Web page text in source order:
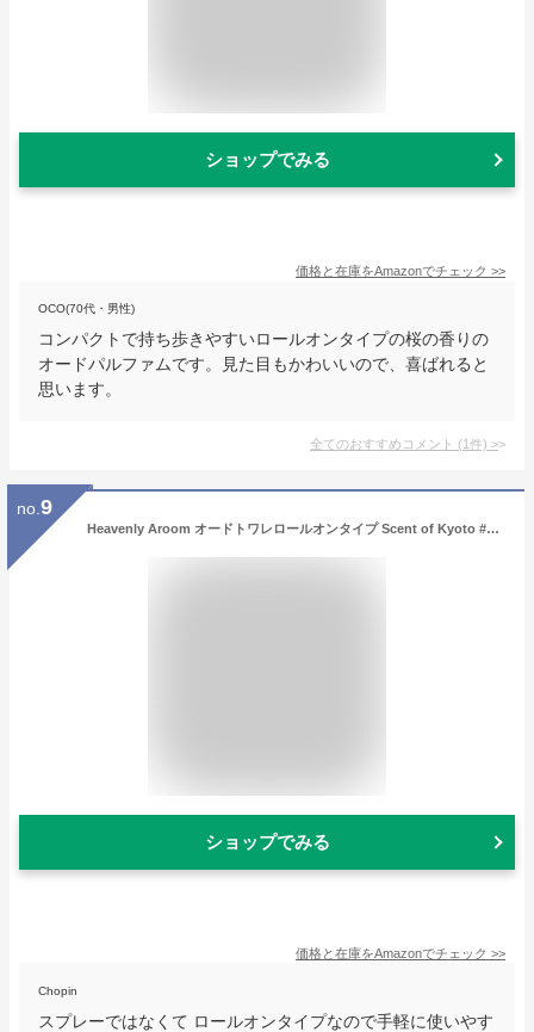
ショップでみる
価格と在庫をAmazonでチェック >>
OCO(70代・男性)
コンパクトで持ち歩きやすいロールオンタイプの桜の香りの
オードパルファムです。見た目もかわいいので、喜ばれると
思います。
全てのおすすめコメント (1件) >
no. 9
Heavenly Aroom オードトワレロールオンタイプ Scent of Kyoto #1 醍醐の桜 7ml【メール便対象】
ショップでみる
価格と在庫をAmazonでチェック >>
Chopin
スプレーではなくて ロールオンタイプなので手軽に使いやす